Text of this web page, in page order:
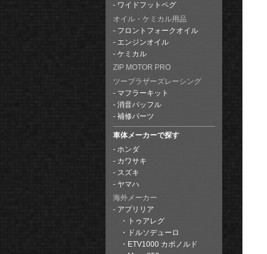
ワイドフットペグ
オイル・ケミカル用品
フロントフォークオイル
エンジンオイル
ケミカル
ZIP MOTOR PRO
ツーブラザーズレーシング
マフラーキット
消音バッフル
補修パーツ
車体メーカーで探す
ホンダ
カワサキ
スズキ
ヤマハ
海外メーカー
アプリリア
トゥアレグ
ドルソデューロ
ETV1000 カポノルド